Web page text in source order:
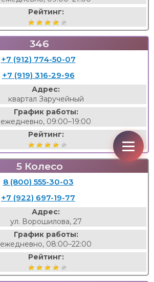
Рейтинг:
346
+7 (912) 774-50-07
+7 (919) 316-29-96
Адрес:
квартал Заручейный
График работы:
ежедневно, 09:00–19:00
Рейтинг:
5 Колесо
8 (800) 555-30-03
+7 (922) 697-19-77
Адрес:
ул. Ворошилова, 27
График работы:
ежедневно, 08:00–22:00
Рейтинг: